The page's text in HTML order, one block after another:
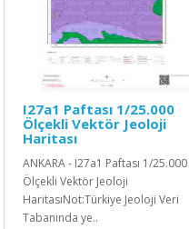
I27a1 Paftası 1/25.000
Ölçekli Vektör Jeoloji
Haritası
ANKARA - I27a1 Paftası 1/25.000
Ölçekli Vektör Jeoloji
HaritasıNot:Türkiye Jeoloji Veri
Tabanında ye..